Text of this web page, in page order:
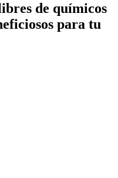
de químicos
para tu